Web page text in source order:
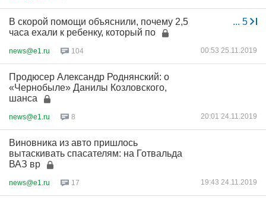
... 5
В скорой помощи объяснили, почему 2,5
часа ехали к ребенку, который по
news@e1.ru 104 00:53 25.11.2019
Продюсер Александр Роднянский: о
«Чернобыле» Данилы Козловского,
шанса
news@e1.ru 8 20:01 24.11.2019
Виновника из авто пришлось
вытаскивать спасателям: на Готвальда
ВАЗ вр
news@e1.ru 17 19:43 24.11.2019